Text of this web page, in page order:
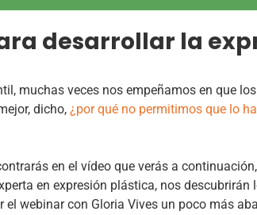
desarrollar la
muchas veces nos empeñamos en que
dicho, ¿por qué no permitimos que lo
en el vídeo que verás a
en expresión plástica, nos descubrirán
el webinar con Gloria Vives un poco más